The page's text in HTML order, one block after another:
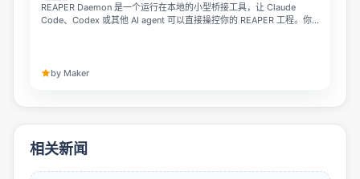
REAPER Daemon 是一个运行在本地的小型桥接工具，让 Claude
Code、Codex 或其他 AI agent 可以直接操控你的 REAPER 工程。你
by Maker
相关新闻